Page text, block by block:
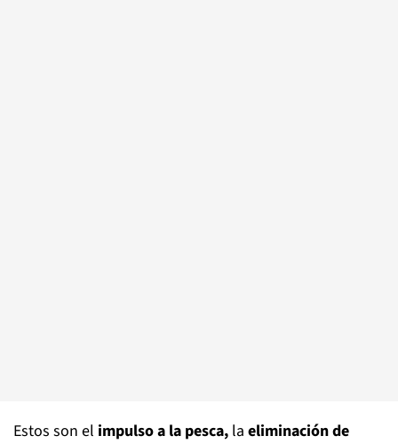
Estos son el impulso a la pesca, la eliminación de